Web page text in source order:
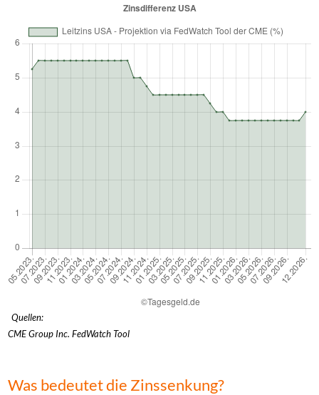
Quellen:
CME Group Inc. FedWatch Tool
Was bedeutet die Zinssenkung?